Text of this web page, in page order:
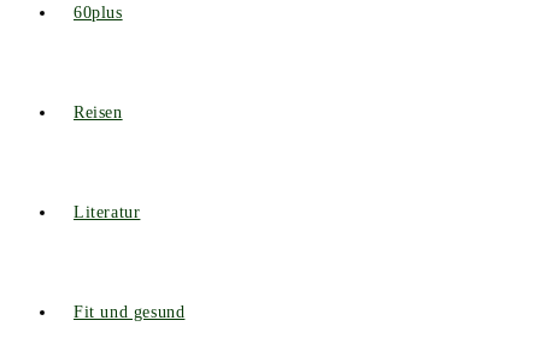
60plus
Reisen
Literatur
Fit und gesund